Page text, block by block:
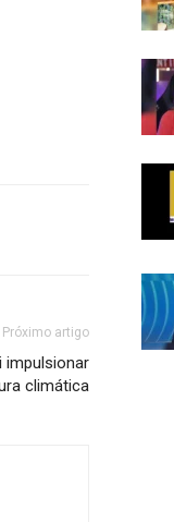
Próximo artigo
impulsionar
climática